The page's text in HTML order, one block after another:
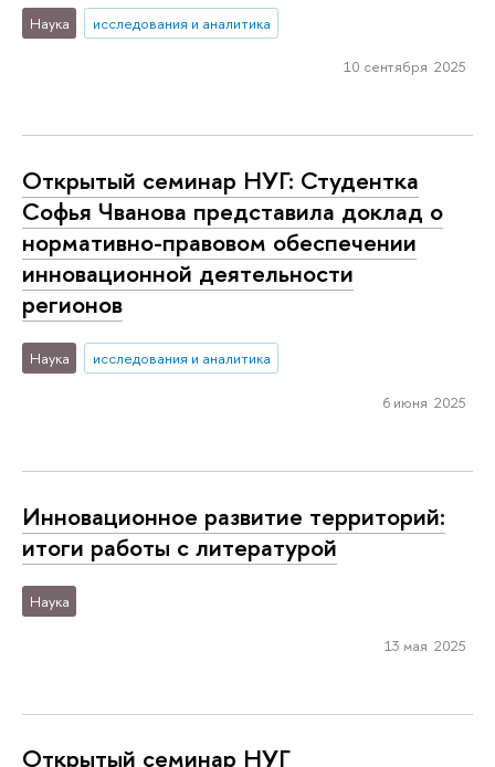
Наука исследования и аналитика
10 сентября 2025
Открытый семинар НУГ: Студентка
Софья Чванова представила доклад о
нормативно-правовом обеспечении
инновационной деятельности
регионов
Наука исследования и аналитика
6 июня 2025
Инновационное развитие территорий:
итоги работы с литературой
Наука
13 мая 2025
Открытый семинар НУГ